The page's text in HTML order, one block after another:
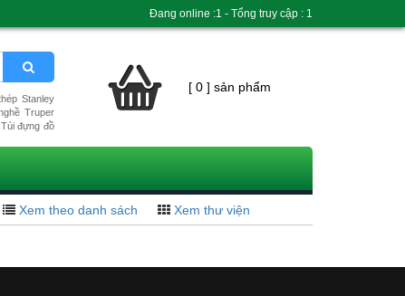
Stanley
Truper
Túi đựng đồ
[ 0 ] sản phẩm
Xem theo danh sách Xem thư viện
Đang online :1 - Tổng truy cập : 1